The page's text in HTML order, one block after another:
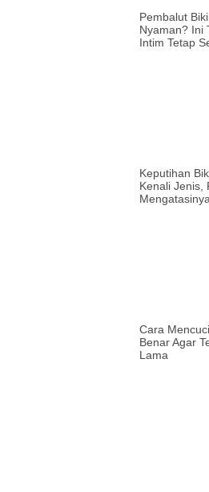
Pembalut
Nyaman? Ini
Intim Tetap
Keputihan
Kenali Jenis,
Cara
Benar Agar
Lama